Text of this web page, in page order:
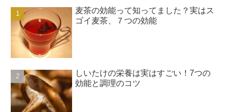
麦茶の効能って知ってました？実はス
ゴイ麦茶、７つの効能
しいたけの栄養は実はすごい！7つの
効能と調理のコツ